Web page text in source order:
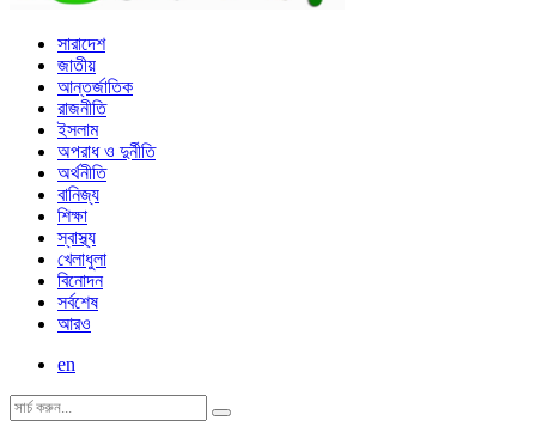
সারাদেশ
জাতীয়
আন্তর্জাতিক
রাজনীতি
ইসলাম
অপরাধ ও দুর্নীতি
অর্থনীতি
বানিজ্য
শিক্ষা
স্বাস্থ্য
খেলাধুলা
বিনোদন
সর্বশেষ
আরও
en